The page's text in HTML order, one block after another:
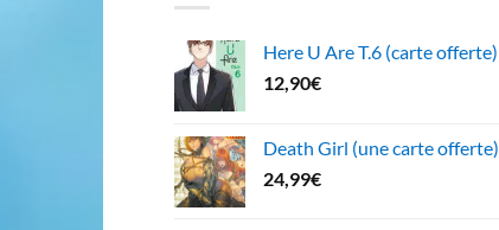
Here U Are T.6 (carte offerte)
12,90€
Death Girl (une carte offerte)
24,99€